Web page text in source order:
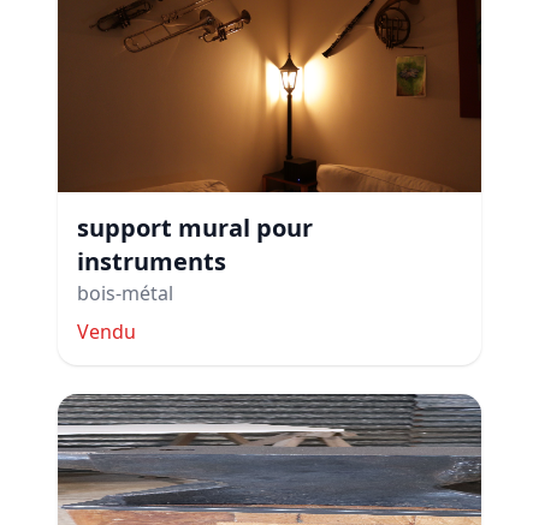
support mural pour
instruments
bois-métal
Vendu